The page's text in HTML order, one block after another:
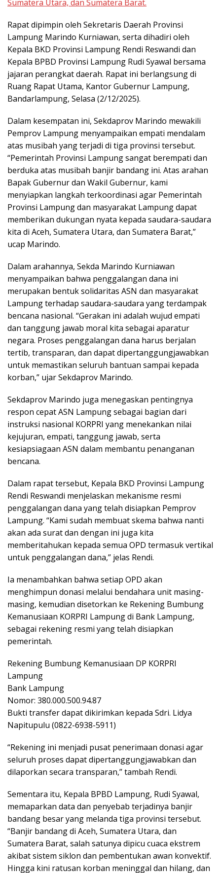
Sumatera Utara, dan Sumatera Barat.
Rapat dipimpin oleh Sekretaris Daerah Provinsi
Lampung Marindo Kurniawan, serta dihadiri oleh
Kepala BKD Provinsi Lampung Rendi Reswandi dan
Kepala BPBD Provinsi Lampung Rudi Syawal bersama
jajaran perangkat daerah. Rapat ini berlangsung di
Ruang Rapat Utama, Kantor Gubernur Lampung,
Bandarlampung, Selasa (2/12/2025).
Dalam kesempatan ini, Sekdaprov Marindo mewakili
Pemprov Lampung menyampaikan empati mendalam
atas musibah yang terjadi di tiga provinsi tersebut.
“Pemerintah Provinsi Lampung sangat berempati dan
berduka atas musibah banjir bandang ini. Atas arahan
Bapak Gubernur dan Wakil Gubernur, kami
menyiapkan langkah terkoordinasi agar Pemerintah
Provinsi Lampung dan masyarakat Lampung dapat
memberikan dukungan nyata kepada saudara-saudara
kita di Aceh, Sumatera Utara, dan Sumatera Barat,”
ucap Marindo.
Dalam arahannya, Sekda Marindo Kurniawan
menyampaikan bahwa penggalangan dana ini
merupakan bentuk solidaritas ASN dan masyarakat
Lampung terhadap saudara-saudara yang terdampak
bencana nasional. “Gerakan ini adalah wujud empati
dan tanggung jawab moral kita sebagai aparatur
negara. Proses penggalangan dana harus berjalan
tertib, transparan, dan dapat dipertanggungjawabkan
untuk memastikan seluruh bantuan sampai kepada
korban,” ujar Sekdaprov Marindo.
Sekdaprov Marindo juga menegaskan pentingnya
respon cepat ASN Lampung sebagai bagian dari
instruksi nasional KORPRI yang menekankan nilai
kejujuran, empati, tanggung jawab, serta
kesiapsiagaan ASN dalam membantu penanganan
bencana.
Dalam rapat tersebut, Kepala BKD Provinsi Lampung
Rendi Reswandi menjelaskan mekanisme resmi
penggalangan dana yang telah disiapkan Pemprov
Lampung. “Kami sudah membuat skema bahwa nanti
akan ada surat dan dengan ini juga kita
memberitahukan kepada semua OPD termasuk vertikal
untuk penggalangan dana,” jelas Rendi.
Ia menambahkan bahwa setiap OPD akan
menghimpun donasi melalui bendahara unit masing-
masing, kemudian disetorkan ke Rekening Bumbung
Kemanusiaan KORPRI Lampung di Bank Lampung,
sebagai rekening resmi yang telah disiapkan
pemerintah.
Rekening Bumbung Kemanusiaan DP KORPRI
Lampung
Bank Lampung
Nomor: 380.000.500.94.87
Bukti transfer dapat dikirimkan kepada Sdri. Lidya
Napitupulu (0822-6938-5911)
“Rekening ini menjadi pusat penerimaan donasi agar
seluruh proses dapat dipertanggungjawabkan dan
dilaporkan secara transparan,” tambah Rendi.
Sementara itu, Kepala BPBD Lampung, Rudi Syawal,
memaparkan data dan penyebab terjadinya banjir
bandang besar yang melanda tiga provinsi tersebut.
“Banjir bandang di Aceh, Sumatera Utara, dan
Sumatera Barat, salah satunya dipicu cuaca ekstrem
akibat sistem siklon dan pembentukan awan konvektif.
Hingga kini ratusan korban meninggal dan hilang, dan